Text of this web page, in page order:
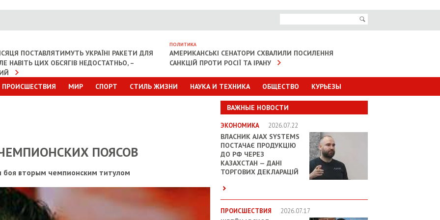
ПОСТАВЛЯТИМУТЬ УКРАЇНІ РАКЕТИ ДЛЯ
НАВІТЬ ЦИХ ОБСЯГІВ НЕДОСТАТНЬО, –
ПОЛИТИКА
АМЕРИКАНСЬКІ СЕНАТОРИ СХВАЛИЛИ ПОСИЛЕННЯ
САНКЦІЙ ПРОТИ РОСІЇ ТА ІРАНУ
ПРОИСШЕСТВИЯ МИР СПОРТ СТИЛЬ ЖИЗНИ НАУКА И ТЕХНИКА ОБЩЕСТВО КУРЬЕЗЫ
ВАЖНЫЕ НОВОСТИ
ЭКОНОМИКА 2026.07.22
ВЛАСНИК AJAX SYSTEMS
ПОСТАЧАЄ ПРОДУКЦІЮ
ДО РФ ЧЕРЕЗ
КАЗАХСТАН — ДАНІ
ТОРГОВИХ ДЕКЛАРАЦІЙ
ПРОИСШЕСТВИЯ 2026.07.17
ПОЯСОВ
вторым чемпионским титулом